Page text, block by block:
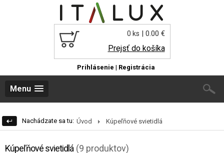
0 ks | 0.00 €
Prejsť do košíka
Prihlásenie | Registrácia
Menu
Nachádzate sa tu: Úvod Kúpeľňové svietidlá
Kúpeľňové svietidlá (9 produktov)